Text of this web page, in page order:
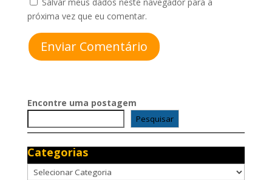
próxima vez que eu comentar.
Enviar Comentário
Encontre uma postagem
Pesquisar
Categorias
Categorias